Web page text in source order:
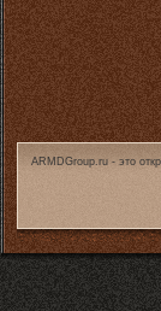
ARMDGroup.ru - это